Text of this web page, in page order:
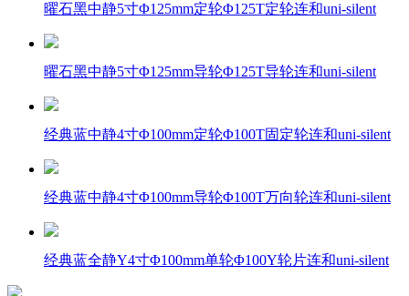
曜石黑中静5寸Φ125mm定轮Φ125T定轮连和uni-silent
曜石黑中静5寸Φ125mm导轮Φ125T导轮连和uni-silent
经典蓝中静4寸Φ100mm定轮Φ100T固定轮连和uni-silent
经典蓝中静4寸Φ100mm导轮Φ100T万向轮连和uni-silent
经典蓝全静Y4寸Φ100mm单轮Φ100Y轮片连和uni-silent